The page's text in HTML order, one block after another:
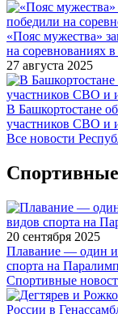
«Пояс мужества»
на соревнованиях
27 августа 2025
В Башкортостане
участников СВО и
Все новости
20 сентября 2025
Плавание — один
спорта на
Спортивные